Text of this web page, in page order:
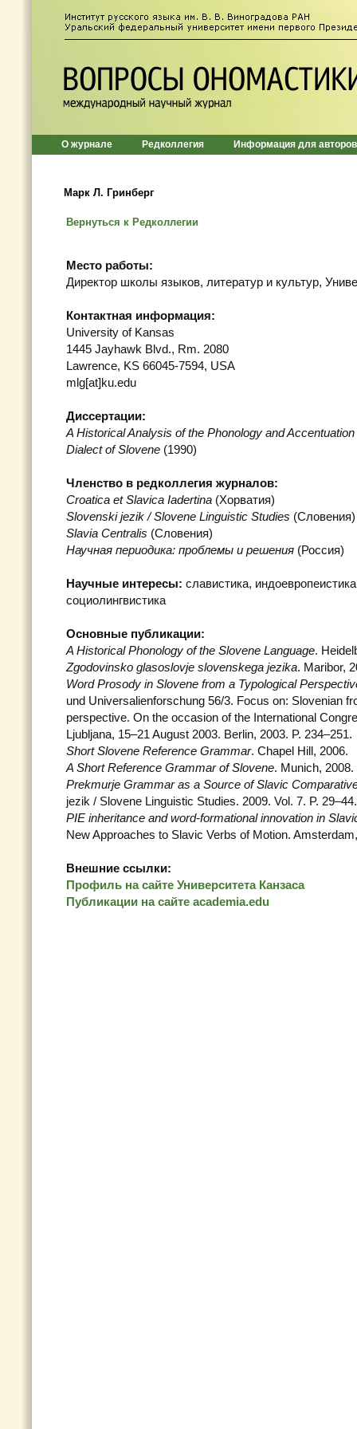
О журнале Редколлегия Информация для авторов
Марк Л. Гринберг
Вернуться к Редколлегии
Место работы:
Директор школы языков, литератур и культур,
Контактная информация:
University of Kansas
1445 Jayhawk Blvd., Rm. 2080
Lawrence, KS 66045-7594, USA
mlg[at]ku.edu
Диссертации:
A Historical Analysis of the Phonology and
Dialect of Slovene (1990)
Членство в редколлегия журналов:
Croatica et Slavica Iadertina (Хорватия)
Slovenski jezik / Slovene Linguistic Studies (Словения)
Slavia Centralis (Словения)
Научная периодика: проблемы и решения (Россия)
Научные интересы: славистика,
социолингвистика
Основные публикации:
A Historical Phonology of the Slovene Language.
Zgodovinsko glasoslovje slovenskega jezika. Maribor,
Word Prosody in Slovene from a Typological
und Universalienforschung 56/3. Focus on: Slovenian
perspective. On the occasion of the International
Ljubljana, 15–21 August 2003. Berlin, 2003. P. 234–251.
Short Slovene Reference Grammar. Chapel Hill, 2006.
A Short Reference Grammar of Slovene. Munich, 2008.
Prekmurje Grammar as a Source of Slavic
jezik / Slovene Linguistic Studies. 2009. Vol. 7. P. 29–44.
PIE inheritance and word-formational innovation in
New Approaches to Slavic Verbs of Motion.
Внешние ссылки:
Профиль на сайте Университета Канзаса
Публикации на сайте academia.edu